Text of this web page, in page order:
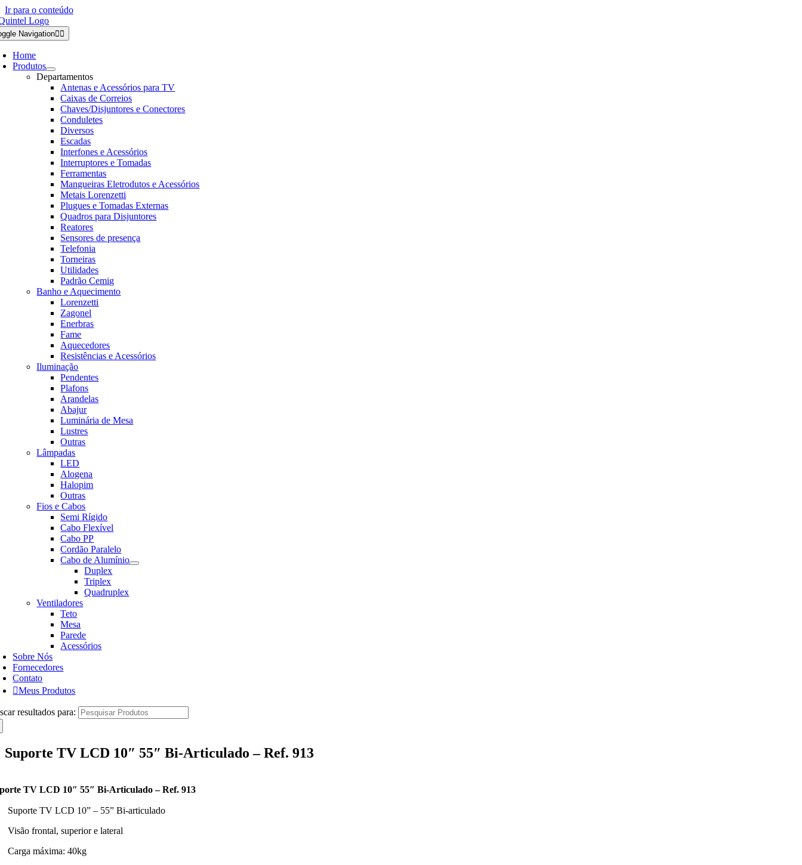
Ir para o conteúdo
Navigation
Home
Produtos
Departamentos
Antenas e Acessórios para TV
Caixas de Correios
Chaves/Disjuntores e Conectores
Conduletes
Diversos
Escadas
Interfones e Acessórios
Interruptores e Tomadas
Ferramentas
Mangueiras Eletrodutos e Acessórios
Metais Lorenzetti
Plugues e Tomadas Externas
Quadros para Disjuntores
Reatores
Sensores de presença
Telefonia
Torneiras
Utilidades
Padrão Cemig
Banho e Aquecimento
Lorenzetti
Zagonel
Enerbras
Fame
Aquecedores
Resistências e Acessórios
Iluminação
Pendentes
Plafons
Arandelas
Abajur
Luminária de Mesa
Lustres
Outras
Lâmpadas
LED
Alogena
Halopim
Outras
Fios e Cabos
Semi Rígido
Cabo Flexível
Cabo PP
Cordão Paralelo
Cabo de Alumínio
Duplex
Triplex
Quadruplex
Ventiladores
Teto
Mesa
Parede
Acessórios
Sobre Nós
Fornecedores
Contato
Meus Produtos
resultados para:
Suporte TV LCD 10″ 55″ Bi-Articulado – Ref. 913
TV LCD 10″ 55″ Bi-Articulado – Ref. 913
TV LCD 10” – 55” Bi-articulado
frontal, superior e lateral
máxima: 40kg